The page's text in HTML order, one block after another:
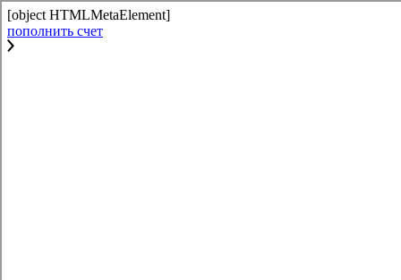
[object HTMLMetaElement]
пополнить счет